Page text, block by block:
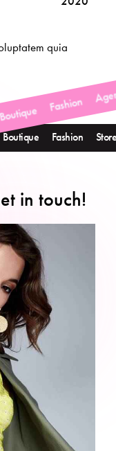
quia
Agency
Boutique
in touch!